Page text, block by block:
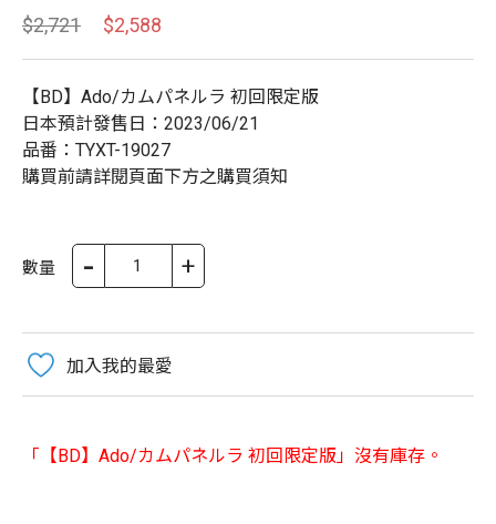
$2,721 $2,588
【BD】Ado/カムパネルラ 初回限定版
日本預計發售日：2023/06/21
品番：TYXT-19027
購買前請詳閱頁面下方之購買須知
數量 - +
加入我的最愛
「【BD】Ado/カムパネルラ 初回限定版」沒有庫存。